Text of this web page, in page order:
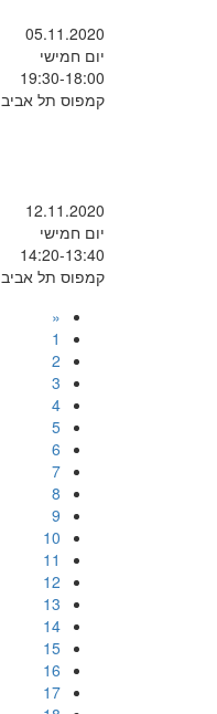
05.11.2020
יום חמישי
19:30-18:00
קמפוס תל אביב
12.11.2020
יום חמישי
14:20-13:40
קמפוס תל אביב
«
1
2
3
4
5
6
7
8
9
10
11
12
13
14
15
16
17